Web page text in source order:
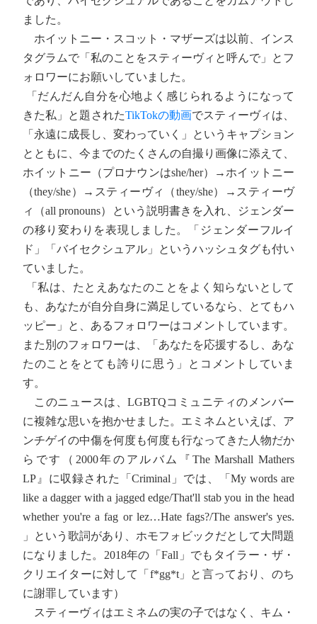
ました。
ホイットニー・スコット・マザーズは以前、インス
タグラムで「私のことをスティーヴィと呼んで」とフ
ォロワーにお願いしていました。
「だんだん自分を心地よく感じられるようになって
きた私」と題されたTikTokの動画でスティーヴィは、
「永遠に成長し、変わっていく」というキャプション
とともに、今までのたくさんの自撮り画像に添えて、
ホイットニー（プロナウンはshe/her）→ホイットニー
（they/she）→スティーヴィ（they/she）→スティーヴ
ィ（all pronouns）という説明書きを入れ、ジェンダー
の移り変わりを表現しました。「ジェンダーフルイ
ド」「バイセクシュアル」というハッシュタグも付い
ていました。
「私は、たとえあなたのことをよく知らないとして
も、あなたが自分自身に満足しているなら、とてもハ
ッピー」と、あるフォロワーはコメントしています。
また別のフォロワーは、「あなたを応援するし、あな
たのことをとても誇りに思う」とコメントしていま
す。
このニュースは、LGBTQコミュニティのメンバー
に複雑な思いを抱かせました。エミネムといえば、ア
ンチゲイの中傷を何度も何度も行なってきた人物だか
らです（2000年のアルバム『The Marshall Mathers
LP』に収録された「Criminal」では、「My words are
like a dagger with a jagged edge/That'll stab you in the head
whether you're a fag or lez…Hate fags?/The answer's yes.
」という歌詞があり、ホモフォビックだとして大問題
になりました。2018年の「Fall」でもタイラー・ザ・
クリエイターに対して「f*gg*t」と言っており、のち
に謝罪しています）
スティーヴィはエミネムの実の子ではなく、キム・